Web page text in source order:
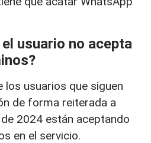
usuario no acepta
los usuarios que siguen
de forma reiterada a
2024 están aceptando
en el servicio.